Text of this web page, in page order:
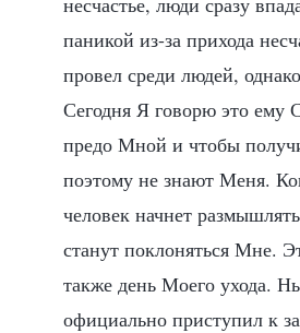
паникой из-за прихода
провел среди людей,
Сегодня Я говорю это ему
предо Мной и чтобы
поэтому не знают Меня.
человек начнет
станут поклоняться Мне.
также день Моего ухода.
официально приступил к